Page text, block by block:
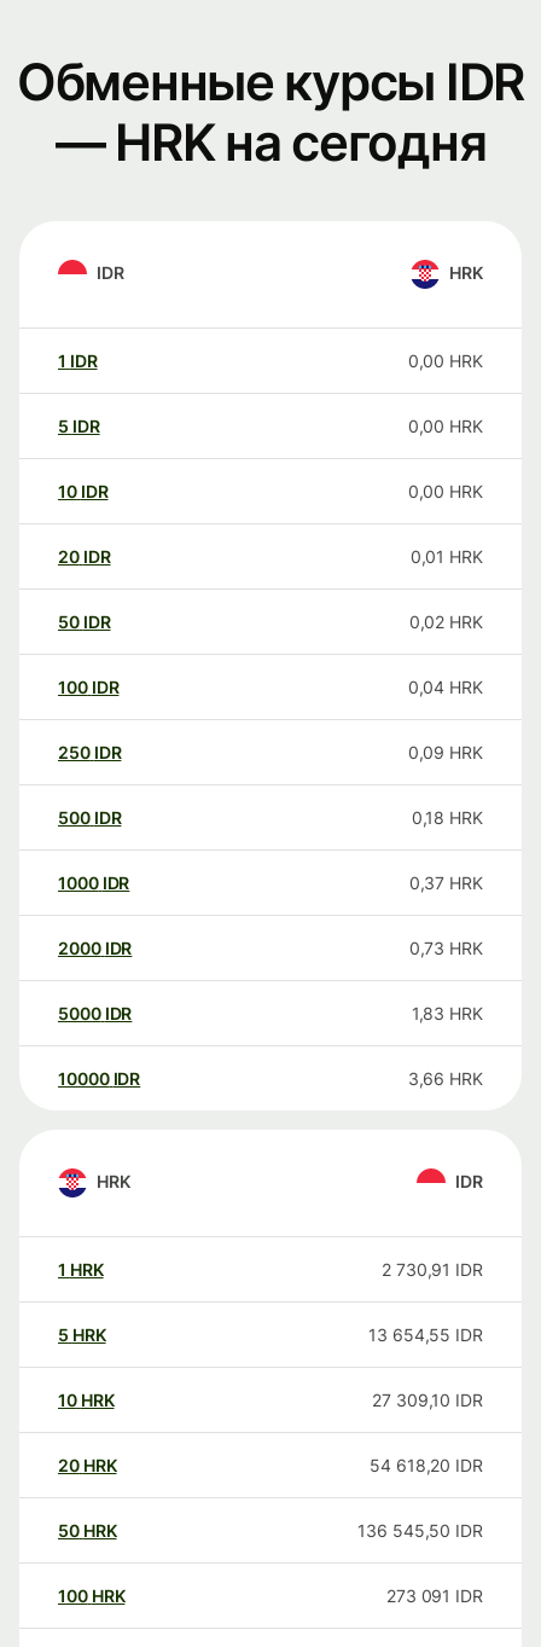
Обменные курсы IDR
— HRK на сегодня
IDR HRK
1 IDR 0,00 HRK
5 IDR 0,00 HRK
10 IDR 0,00 HRK
20 IDR 0,01 HRK
50 IDR 0,02 HRK
100 IDR 0,04 HRK
250 IDR 0,09 HRK
500 IDR 0,18 HRK
1000 IDR 0,37 HRK
2000 IDR 0,73 HRK
5000 IDR 1,83 HRK
10000 IDR 3,66 HRK
HRK IDR
1 HRK 2 730,91 IDR
5 HRK 13 654,55 IDR
10 HRK 27 309,10 IDR
20 HRK 54 618,20 IDR
50 HRK 136 545,50 IDR
100 HRK 273 091 IDR